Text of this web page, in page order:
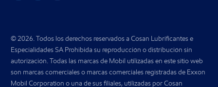
© 2026. Todos los derechos reservados a Cosan Lubrificantes e
Especialidades SA Prohibida su reproducción o distribución sin
autorización. Todas las marcas de Mobil utilizadas en este sitio web
son marcas comerciales o marcas comerciales registradas de Exxon
Mobil Corporation o una de sus filiales, utilizadas por Cosan